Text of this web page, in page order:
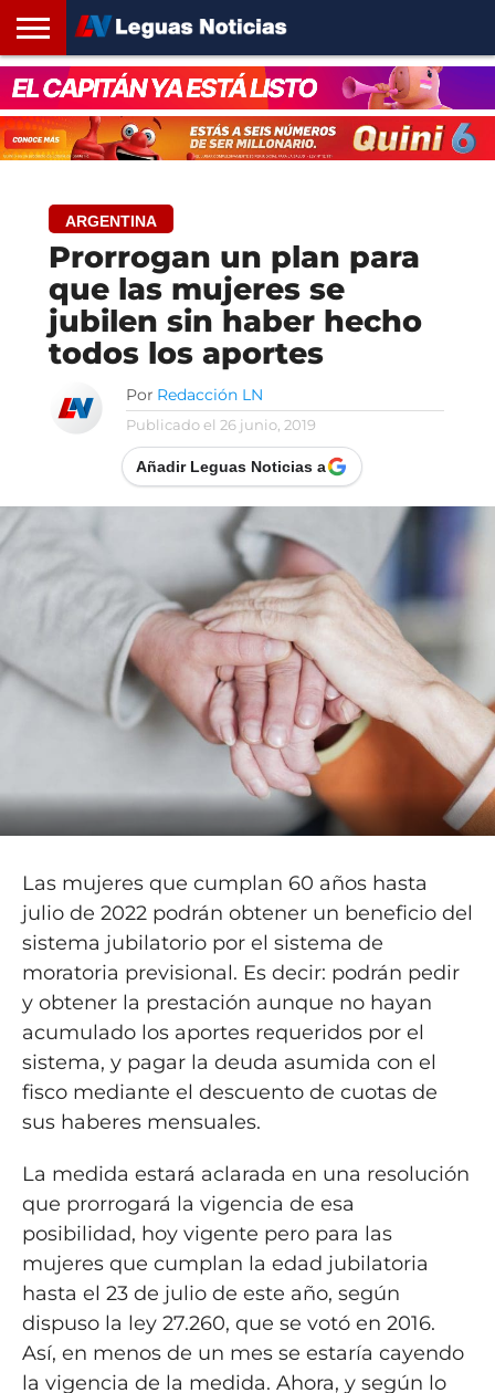
INICIO
SANTA
FE
ROSARIO24
REGIONES
ARGENTINA
OPINIÓN
CONTACTO
ARGENTINA
Prorrogan un plan para
que las mujeres se
jubilen sin haber hecho
todos los aportes
Por Redacción LN
Publicado el 26 junio, 2019
Añadir Leguas Noticias a
Las mujeres que cumplan 60 años hasta
julio de 2022 podrán obtener un beneficio del
sistema jubilatorio por el sistema de
moratoria previsional. Es decir: podrán pedir
y obtener la prestación aunque no hayan
acumulado los aportes requeridos por el
sistema, y pagar la deuda asumida con el
fisco mediante el descuento de cuotas de
sus haberes mensuales.
La medida estará aclarada en una resolución
que prorrogará la vigencia de esa
posibilidad, hoy vigente pero para las
mujeres que cumplan la edad jubilatoria
hasta el 23 de julio de este año, según
dispuso la ley 27.260, que se votó en 2016.
Así, en menos de un mes se estaría cayendo
la vigencia de la medida. Ahora, y según lo